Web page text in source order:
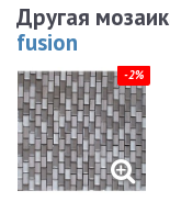
Другая
fusion
-2%